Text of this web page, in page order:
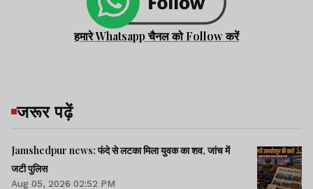
हमारे Whatsapp चैनल को Follow करें
जरूर पढ़ें
Jamshedpur news: फंदे से लटका मिला युवक का शव, जांच में
जटी पुलिस
Aug 05, 2026 02:52 PM